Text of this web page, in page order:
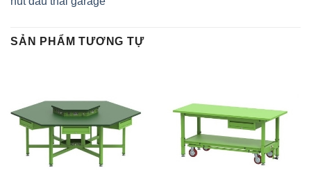
SẢN PHẨM TƯƠNG TỰ